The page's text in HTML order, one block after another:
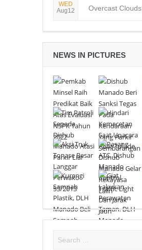
WED
Aug12
Overcast Clouds
NEWS IN PICTURES